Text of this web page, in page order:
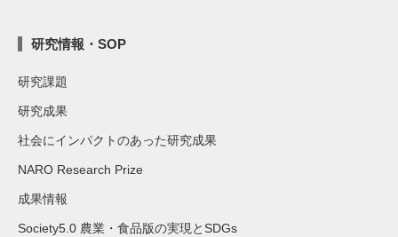
研究情報・SOP
研究課題
研究成果
社会にインパクトのあった研究成果
NARO Research Prize
成果情報
Society5.0 農業・食品版の実現とSDGs